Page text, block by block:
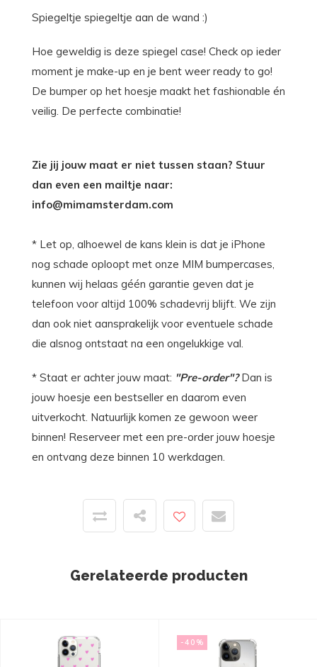
Spiegeltje spiegeltje aan de wand :)
Hoe geweldig is deze spiegel case! Check op ieder
moment je make-up en je bent weer ready to go!
De bumper op het hoesje maakt het fashionable én
veilig. De perfecte combinatie!
Zie jij jouw maat er niet tussen staan? Stuur
dan even een mailtje naar:
info@mimamsterdam.com
* Let op, alhoewel de kans klein is dat je iPhone
nog schade oploopt met onze MIM bumpercases,
kunnen wij helaas géén garantie geven dat je
telefoon voor altijd 100% schadevrij blijft. We zijn
dan ook niet aansprakelijk voor eventuele schade
die alsnog ontstaat na een ongelukkige val.
* Staat er achter jouw maat: "Pre-order"?Dan is
jouw hoesje een bestseller en daarom even
uitverkocht. Natuurlijk komen ze gewoon weer
binnen! Reserveer met een pre-order jouw hoesje
en ontvang deze binnen 10 werkdagen.
Gerelateerde producten
-40%